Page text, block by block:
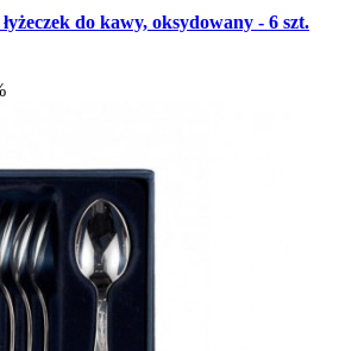
do kawy, oksydowany - 6 szt.